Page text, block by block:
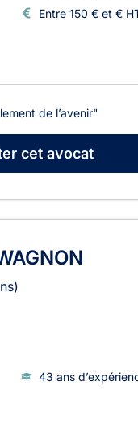
Entre 150 € et €
de l’avenir"
cet avocat
43 ans